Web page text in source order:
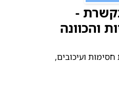
-
והכוונה
ועיכובים,